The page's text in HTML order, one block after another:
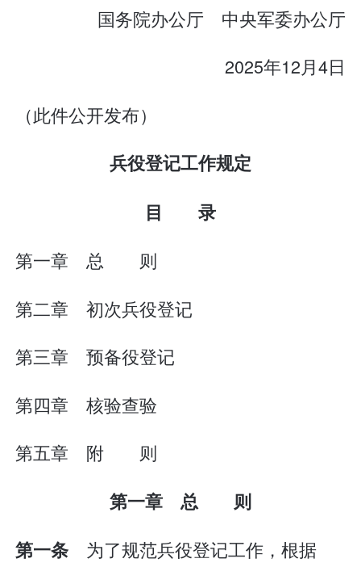
国务院办公厅 中央军委办公厅
2025年12月4日
（此件公开发布）
兵役登记工作规定
目 录
第一章 总 则
第二章 初次兵役登记
第三章 预备役登记
第四章 核验查验
第五章 附 则
第一章 总 则
第一条 为了规范兵役登记工作，根据